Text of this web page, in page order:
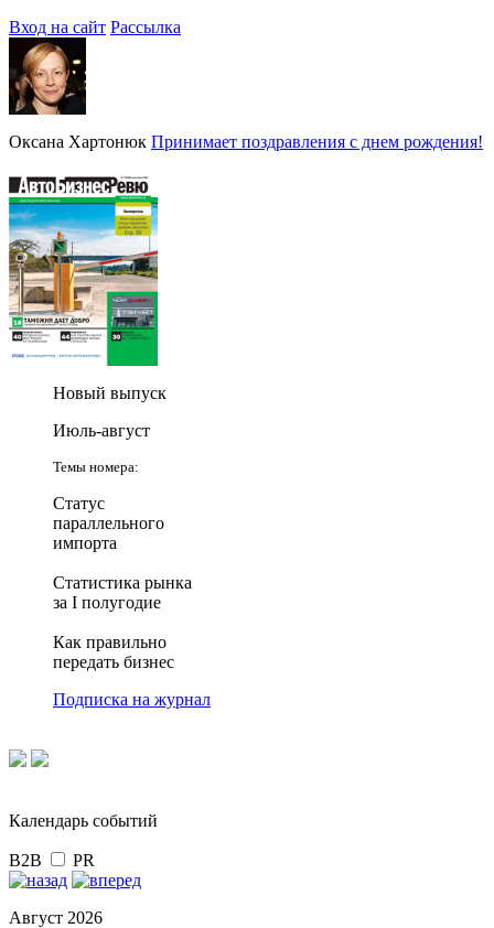
Вход на сайт Рассылка
Оксана Хартонюк Принимает поздравления с днем рождения!
Новый выпуск
Июль-август
Темы номера:
Статус
параллельного
импорта
Статистика рынка
за I полугодие
Как правильно
передать бизнес
Подписка на журнал
Календарь событий
B2B PR
Август 2026